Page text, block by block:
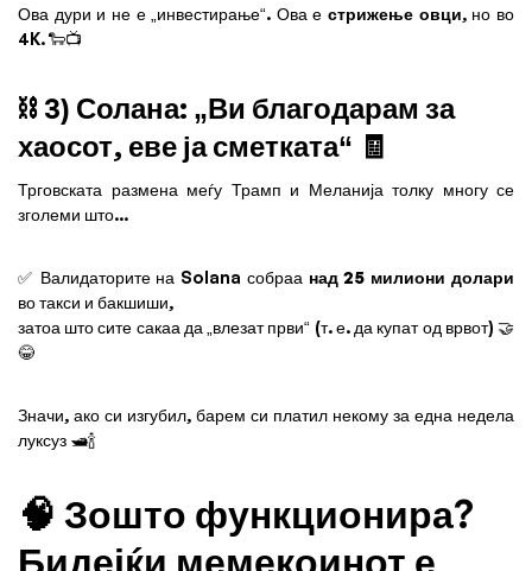
Ова дури и не е „инвестирање“. Ова естрижење овци, но во
4K. 🐑📺
⛓️ 3) Солана: „Ви благодарам за
хаосот, еве ја сметката“ 🧾
Трговската размена меѓу Трамп и Меланија толку многу се
зголеми што...
✅ Валидаторите на Solana собраа над 25 милиони долари
во такси и бакшиши,
затоа што сите сакаа да „влезат први“ (т. е. да купат од врвот) 🤝
😂
Значи, ако си изгубил, барем си платил некому за една недела
луксуз 🛥️🍾
🧠 Зошто функционира?